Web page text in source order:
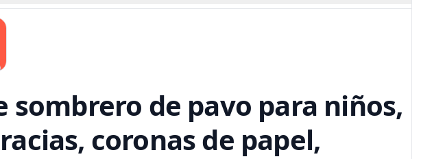
de pavo para niños,
coronas de papel,